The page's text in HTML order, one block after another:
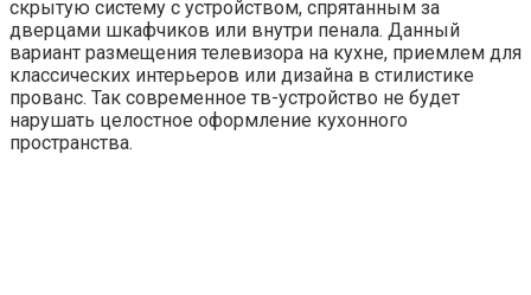
скрытую систему с устройством, спрятанным за
дверцами шкафчиков или внутри пенала. Данный
вариант размещения телевизора на кухне, приемлем для
классических интерьеров или дизайна в стилистике
прованс. Так современное тв-устройство не будет
нарушать целостное оформление кухонного
пространства.